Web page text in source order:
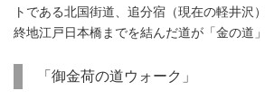
トである北国街道、追分宿（現在の軽井沢
終地江戸日本橋までを結んだ道が「金の道」
「御金荷の道ウォーク」